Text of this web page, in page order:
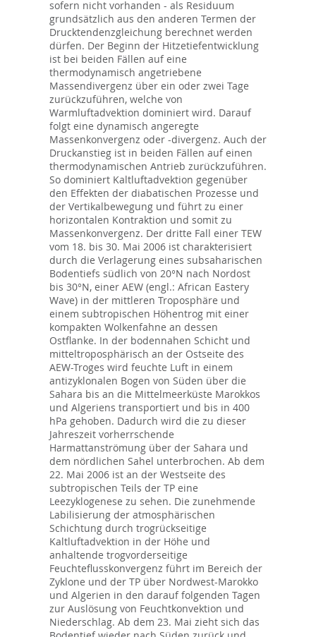
sofern nicht vorhanden - als Residuum
grundsätzlich aus den anderen Termen der
Drucktendenzgleichung berechnet werden
dürfen. Der Beginn der Hitzetiefentwicklung
ist bei beiden Fällen auf eine
thermodynamisch angetriebene
Massendivergenz über ein oder zwei Tage
zurückzuführen, welche von
Warmluftadvektion dominiert wird. Darauf
folgt eine dynamisch angeregte
Massenkonvergenz oder -divergenz. Auch der
Druckanstieg ist in beiden Fällen auf einen
thermodynamischen Antrieb zurückzuführen.
So dominiert Kaltluftadvektion gegenüber
den Effekten der diabatischen Prozesse und
der Vertikalbewegung und führt zu einer
horizontalen Kontraktion und somit zu
Massenkonvergenz. Der dritte Fall einer TEW
vom 18. bis 30. Mai 2006 ist charakterisiert
durch die Verlagerung eines subsaharischen
Bodentiefs südlich von 20°N nach Nordost
bis 30°N, einer AEW (engl.: African Eastery
Wave) in der mittleren Troposphäre und
einem subtropischen Höhentrog mit einer
kompakten Wolkenfahne an dessen
Ostflanke. In der bodennahen Schicht und
mitteltroposphärisch an der Ostseite des
AEW-Troges wird feuchte Luft in einem
antizyklonalen Bogen von Süden über die
Sahara bis an die Mittelmeerküste Marokkos
und Algeriens transportiert und bis in 400
hPa gehoben. Dadurch wird die zu dieser
Jahreszeit vorherrschende
Harmattanströmung über der Sahara und
dem nördlichen Sahel unterbrochen. Ab dem
22. Mai 2006 ist an der Westseite des
subtropischen Teils der TP eine
Leezyklogenese zu sehen. Die zunehmende
Labilisierung der atmosphärischen
Schichtung durch trogrückseitige
Kaltluftadvektion in der Höhe und
anhaltende trogvorderseitige
Feuchteflusskonvergenz führt im Bereich der
Zyklone und der TP über Nordwest-Marokko
und Algerien in den darauf folgenden Tagen
zur Auslösung von Feuchtkonvektion und
Niederschlag. Ab dem 23. Mai zieht sich das